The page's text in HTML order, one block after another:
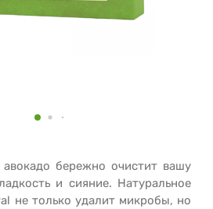
бережно очистит вашу
и сияние. Натуральное
не только удалит микробы, но